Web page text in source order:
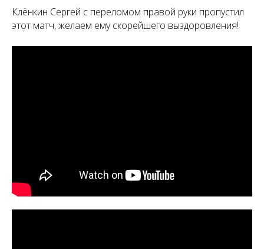
Клёнкин Сергей с переломом правой руки пропустил
этот матч, желаем ему скорейшего выздоровления!